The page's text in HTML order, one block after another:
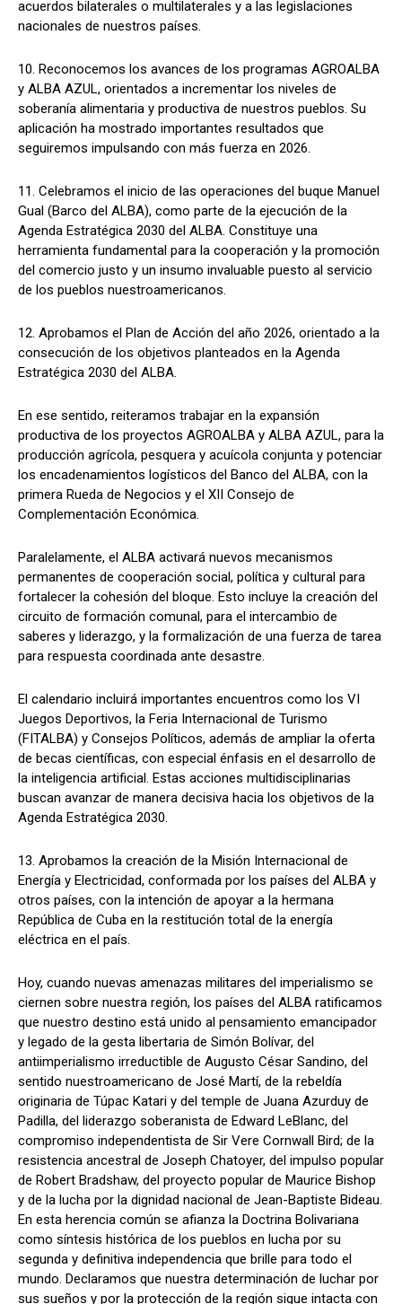
acuerdos bilaterales o multilaterales y a las legislaciones
nacionales de nuestros países.
10. Reconocemos los avances de los programas AGROALBA
y ALBA AZUL, orientados a incrementar los niveles de
soberanía alimentaria y productiva de nuestros pueblos. Su
aplicación ha mostrado importantes resultados que
seguiremos impulsando con más fuerza en 2026.
11. Celebramos el inicio de las operaciones del buque Manuel
Gual (Barco del ALBA), como parte de la ejecución de la
Agenda Estratégica 2030 del ALBA. Constituye una
herramienta fundamental para la cooperación y la promoción
del comercio justo y un insumo invaluable puesto al servicio
de los pueblos nuestroamericanos.
12. Aprobamos el Plan de Acción del año 2026, orientado a la
consecución de los objetivos planteados en la Agenda
Estratégica 2030 del ALBA.
En ese sentido, reiteramos trabajar en la expansión
productiva de los proyectos AGROALBA y ALBA AZUL, para la
producción agrícola, pesquera y acuícola conjunta y potenciar
los encadenamientos logísticos del Banco del ALBA, con la
primera Rueda de Negocios y el XII Consejo de
Complementación Económica.
Paralelamente, el ALBA activará nuevos mecanismos
permanentes de cooperación social, política y cultural para
fortalecer la cohesión del bloque. Esto incluye la creación del
circuito de formación comunal, para el intercambio de
saberes y liderazgo, y la formalización de una fuerza de tarea
para respuesta coordinada ante desastre.
El calendario incluirá importantes encuentros como los VI
Juegos Deportivos, la Feria Internacional de Turismo
(FITALBA) y Consejos Políticos, además de ampliar la oferta
de becas científicas, con especial énfasis en el desarrollo de
la inteligencia artificial. Estas acciones multidisciplinarias
buscan avanzar de manera decisiva hacia los objetivos de la
Agenda Estratégica 2030.
13. Aprobamos la creación de la Misión Internacional de
Energía y Electricidad, conformada por los países del ALBA y
otros países, con la intención de apoyar a la hermana
República de Cuba en la restitución total de la energía
eléctrica en el país.
Hoy, cuando nuevas amenazas militares del imperialismo se
ciernen sobre nuestra región, los países del ALBA ratificamos
que nuestro destino está unido al pensamiento emancipador
y legado de la gesta libertaria de Simón Bolívar, del
antiimperialismo irreductible de Augusto César Sandino, del
sentido nuestroamericano de José Martí, de la rebeldía
originaria de Túpac Katari y del temple de Juana Azurduy de
Padilla, del liderazgo soberanista de Edward LeBlanc, del
compromiso independentista de Sir Vere Cornwall Bird; de la
resistencia ancestral de Joseph Chatoyer, del impulso popular
de Robert Bradshaw, del proyecto popular de Maurice Bishop
y de la lucha por la dignidad nacional de Jean-Baptiste Bideau.
En esta herencia común se afianza la Doctrina Bolivariana
como síntesis histórica de los pueblos en lucha por su
segunda y definitiva independencia que brille para todo el
mundo. Declaramos que nuestra determinación de luchar por
sus sueños y por la protección de la región sigue intacta con